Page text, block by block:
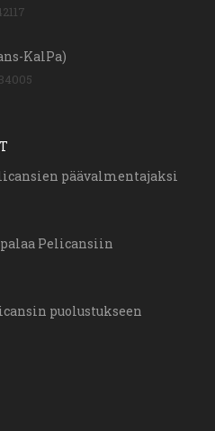
KalPa)
34005
päävalmentajaksi
Pelicansiin
puolustukseen